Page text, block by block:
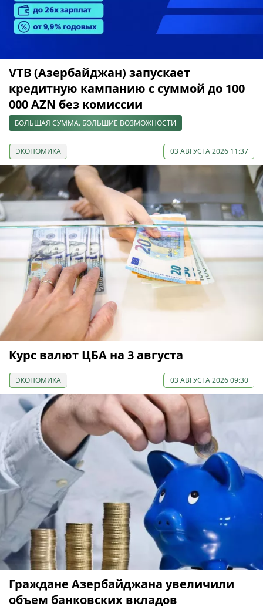
VTB (Азербайджан) запускает
кредитную кампанию с суммой до 100
000 AZN без комиссии
БОЛЬШАЯ СУММА. БОЛЬШИЕ ВОЗМОЖНОСТИ
ЭКОНОМИКА 03 АВГУСТА 2026 11:37
Курс валют ЦБА на 3 августа
ЭКОНОМИКА 03 АВГУСТА 2026 09:30
Граждане Азербайджана увеличили
объем банковских вкладов